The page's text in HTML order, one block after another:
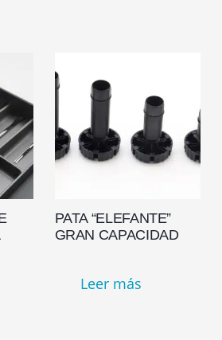
PATA “ELEFANTE”
GRAN CAPACIDAD
Leer más